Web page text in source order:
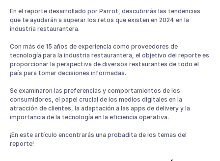
El futuro del restaurante es ahora
En el reporte desarrollado por Parrot, descubrirás las tendencias
que te ayudarán a superar los retos que existen en 2024 en la
industria restaurantera.
Con más de 15 años de experiencia como proveedores de
tecnología para la industria restaurantera, el objetivo del reporte es
proporcionar la perspectiva de diversos restaurantes de todo el
país para tomar decisiones informadas.
Se examinaron las preferencias y comportamientos de los
consumidores, el papel crucial de los medios digitales en la
atracción de clientes, la adaptación a las apps de delivery y la
importancia de la tecnología en la eficiencia operativa.
¡En este artículo encontrarás una probadita de los temas del
reporte!